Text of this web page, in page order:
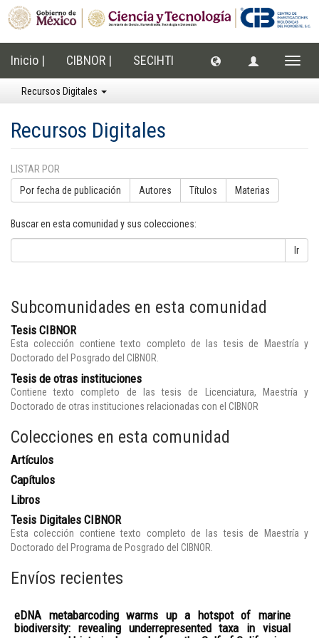
Inicio | CIBNOR | SECIHTI
Recursos Digitales
Recursos Digitales
LISTAR POR
Por fecha de publicación Autores Títulos Materias
Buscar en esta comunidad y sus colecciones:
Ir
Subcomunidades en esta comunidad
Tesis CIBNOR
Esta colección contiene texto completo de las tesis de Maestría y
Doctorado del Posgrado del CIBNOR.
Tesis de otras instituciones
Contiene texto completo de las tesis de Licenciatura, Maestría y
Doctorado de otras instituciones relacionadas con el CIBNOR
Colecciones en esta comunidad
Artículos
Capítulos
Libros
Tesis Digitales CIBNOR
Esta colección contiene texto completo de las tesis de Maestría y
Doctorado del Programa de Posgrado del CIBNOR.
Envíos recientes
eDNA metabarcoding warms up a hotspot of marine
biodiversity: revealing underrepresented taxa in visual